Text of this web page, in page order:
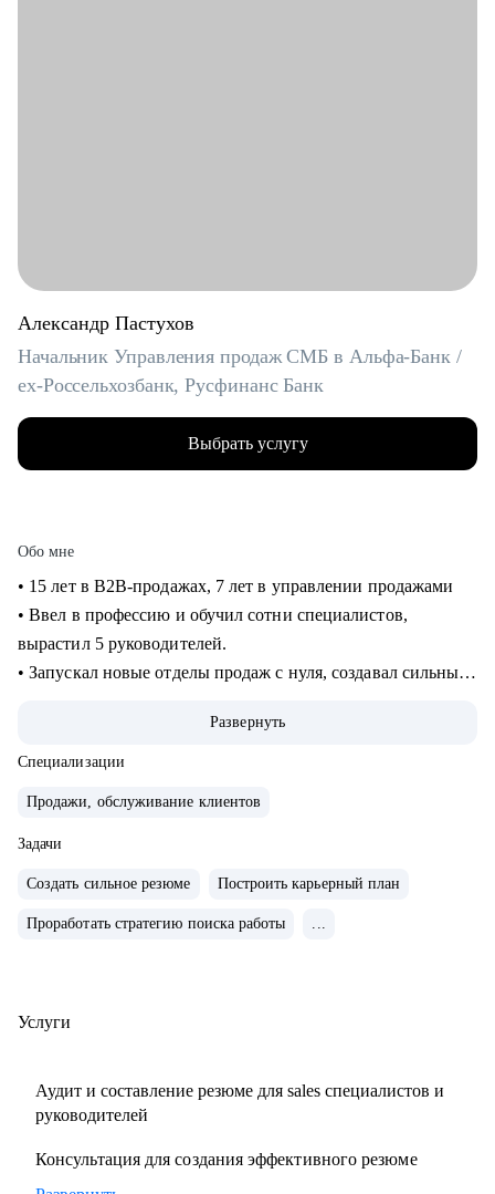
Александр Пастухов
Начальник Управления продаж СМБ в Альфа-Банк /
ex-Россельхозбанк, Русфинанс Банк
Выбрать услугу
Обо мне
• 15 лет в B2B-продажах, 7 лет в управлении продажами
• Ввел в профессию и обучил сотни специалистов,
вырастил 5 руководителей.
• Запускал новые отделы продаж с нуля, создавал сильные
и руководителей.
• 500+ продающих резюме и сопроводительных писем
• 300+ карьерных консультаций
• Составить резюме и оцифровать ключевые достижения.
рекомендации.
• Выстроить эффективное управление командой (прямой
• Подготовиться к полугодовому/ годовому ревью и
переговорам с руководителем.
Развернуть
Специализации
Продажи, обслуживание клиентов
Задачи
Создать сильное резюме Построить карьерный план
Проработать стратегию поиска работы ...
Услуги
Аудит и составление резюме для sales специалистов и
руководителей
Консультация для создания эффективного резюме